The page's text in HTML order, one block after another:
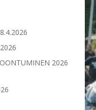
2026